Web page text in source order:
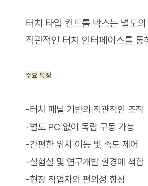
터치 타입 컨트롤 박스는 별도
직관적인 터치 인터페이스를
주요 특징
-터치 패널 기반의 직관적인 조작
-별도 PC 없이 독립 구동 가능
-간편한 위치 이동 및 속도 제어
-실험실 및 연구개발 환경에 적합
-현장 작업자의 편의성 향상